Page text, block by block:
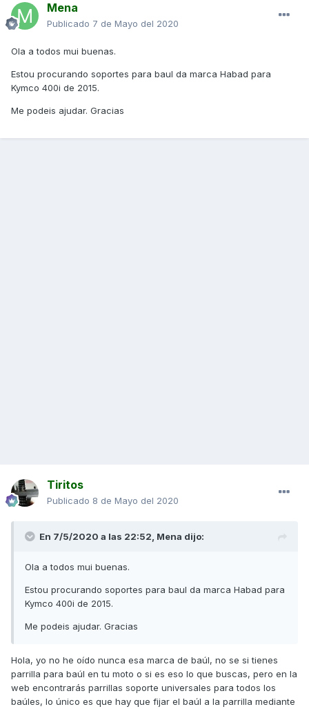
Mena
Publicado 7 de Mayo del 2020
Ola a todos mui buenas.
Estou procurando soportes para baul da marca Habad para
Kymco 400i de 2015.
Me podeis ajudar. Gracias
Tiritos
Publicado 8 de Mayo del 2020
En 7/5/2020 a las 22:52, Mena dijo:
Ola a todos mui buenas.
Estou procurando soportes para baul da marca Habad para
Kymco 400i de 2015.
Me podeis ajudar. Gracias
Hola, yo no he oído nunca esa marca de baúl, no se si tienes
parrilla para baúl en tu moto o si es eso lo que buscas, pero en la
web encontrarás parrillas soporte universales para todos los
baúles, lo único es que hay que fijar el baúl a la parrilla mediante